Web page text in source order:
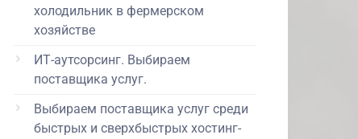
холодильник в фермерском
хозяйстве
ИТ-аутсорсинг. Выбираем
поставщика услуг.
Выбираем поставщика услуг среди
быстрых и сверхбыстрых хостинг-